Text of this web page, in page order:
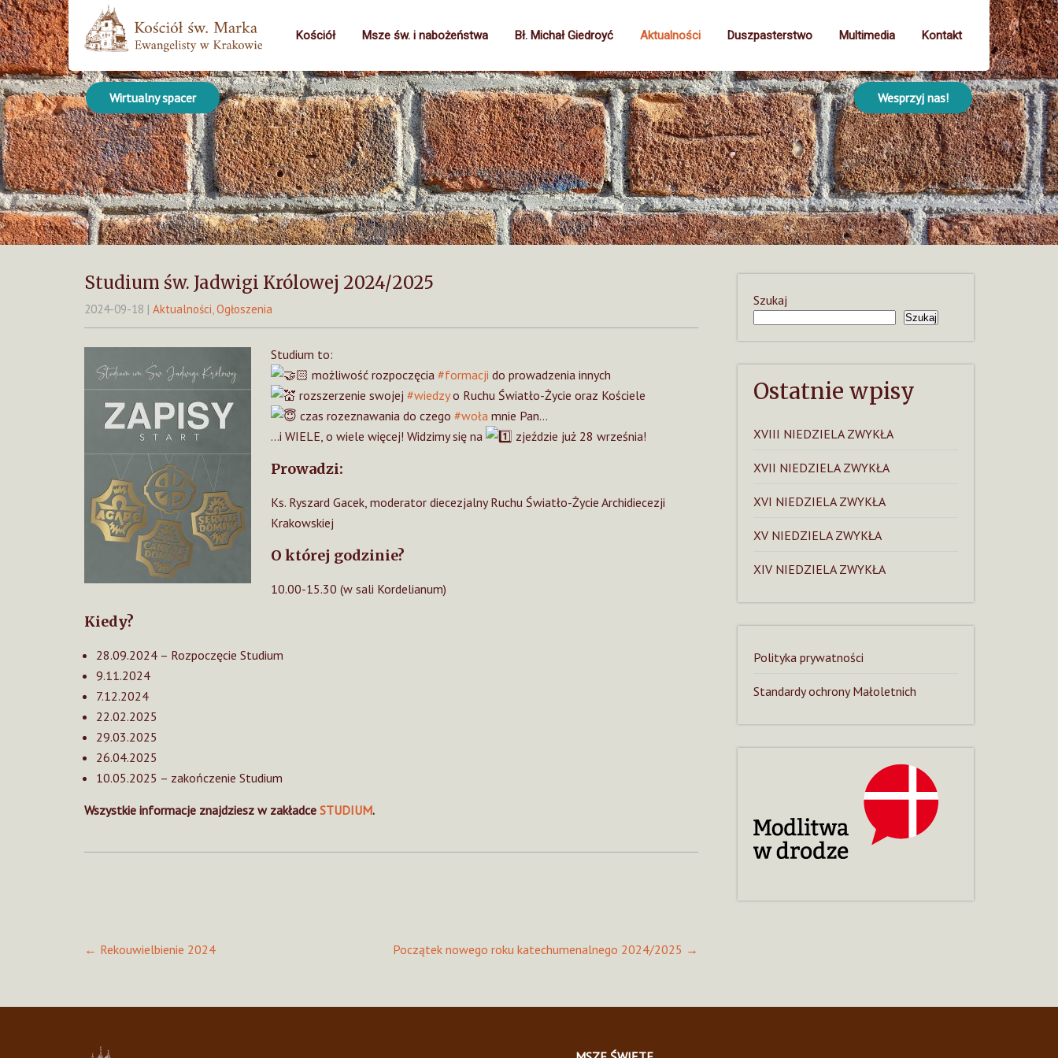
Wirtualny spacer Wesprzyj nas!
Kościół Msze św. i nabożeństwa Bł. Michał Giedroyć Aktualności Duszpasterstwo Multimedia Kontakt
Studium św. Jadwigi Królowej 2024/2025
2024-09-18 | Aktualności,Ogłoszenia
Studium to:
możliwość rozpoczęcia #formacji do prowadzenia innych
rozszerzenie swojej #wiedzyo Ruchu Światło-Życie oraz Kościele
czas rozeznawania do czego #woła mnie Pan…
…i WIELE, o wiele więcej! Widzimy się na
zjeździe już 28 września!
Prowadzi:
Ks. Ryszard Gacek, moderator diecezjalny Ruchu Światło-Życie Archidiecezji
Krakowskiej
O której godzinie?
10.00-15.30 (w sali Kordelianum)
Kiedy?
28.09.2024 – Rozpoczęcie Studium
9.11.2024
7.12.2024
22.02.2025
29.03.2025
26.04.2025
10.05.2025 – zakończenie Studium
Wszystkie informacje znajdziesz w zakładce STUDIUM.
navigation
← Rekouwielbienie 2024 Początek nowego roku katechumenalnego 2024/2025 →
Szukaj
Szukaj
Ostatnie wpisy
XVIII NIEDZIELA ZWYKŁA
XVII NIEDZIELA ZWYKŁA
XVI NIEDZIELA ZWYKŁA
XV NIEDZIELA ZWYKŁA
XIV NIEDZIELA ZWYKŁA
Polityka prywatności
Standardy ochrony Małoletnich